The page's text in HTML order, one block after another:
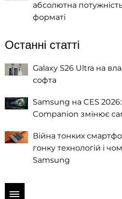
абсолютна
форматі
Останні статті
Galaxy S26 Ultra на
софта
Samsung на CES
Companion змінює
Війна тонких
гонку технологій і
Samsung